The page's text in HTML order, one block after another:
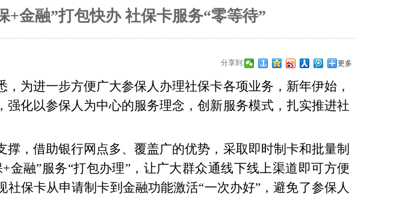
+金融”打包快办 社保卡服务“零等待”
分享到: 更多
为进一步方便广大参保人办理社保卡各项业务，新年伊始，
强化以参保人为中心的服务理念，创新服务模式，扎实推进社
撑，借助银行网点多、覆盖广的优势，采取即时制卡和批量制
+金融”服务“打包办理”，让广大群众通线下线上渠道即可方便
社保卡从申请制卡到金融功能激活“一次办好”，避免了参保人